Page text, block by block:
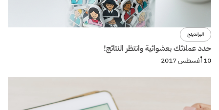
البراندينج
حدد عملائك بعشوائية وانتظر النتائج!
10 أغسطس 2017